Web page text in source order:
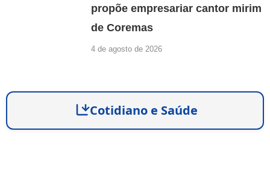
propõe empresariar cantor mirim
de Coremas
4 de agosto de 2026
Cotidiano e Saúde